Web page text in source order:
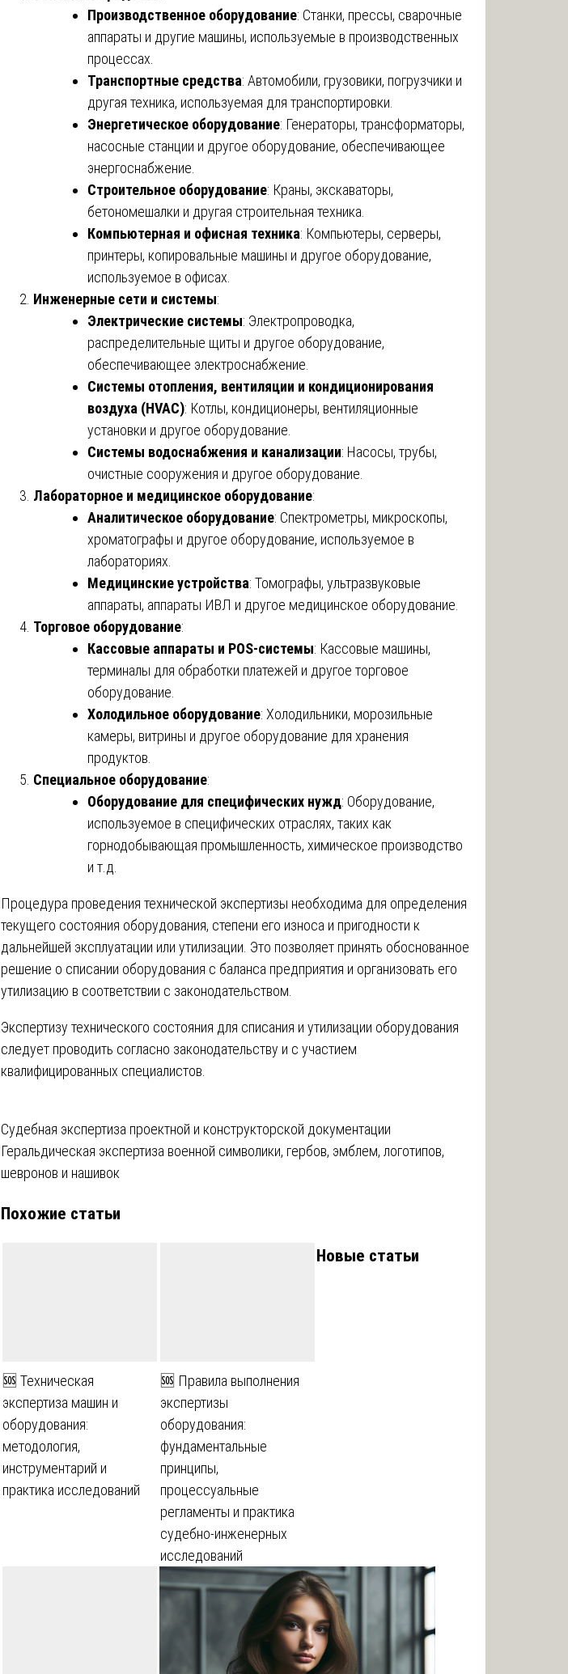
Производственное оборудование: Станки, прессы, сварочные
аппараты и другие машины, используемые в производственных
процессах.
Транспортные средства: Автомобили, грузовики, погрузчики и
другая техника, используемая для транспортировки.
Энергетическое оборудование: Генераторы, трансформаторы,
насосные станции и другое оборудование, обеспечивающее
энергоснабжение.
Строительное оборудование: Краны, экскаваторы,
бетономешалки и другая строительная техника.
Компьютерная и офисная техника: Компьютеры, серверы,
принтеры, копировальные машины и другое оборудование,
используемое в офисах.
Инженерные сети и системы:
Электрические системы: Электропроводка,
распределительные щиты и другое оборудование,
обеспечивающее электроснабжение.
Системы отопления, вентиляции и кондиционирования
воздуха (HVAC): Котлы, кондиционеры, вентиляционные
установки и другое оборудование.
Системы водоснабжения и канализации: Насосы, трубы,
очистные сооружения и другое оборудование.
Лабораторное и медицинское оборудование:
Аналитическое оборудование: Спектрометры, микроскопы,
хроматографы и другое оборудование, используемое в
лабораториях.
Медицинские устройства: Томографы, ультразвуковые
аппараты, аппараты ИВЛ и другое медицинское оборудование.
Торговое оборудование:
Кассовые аппараты и POS-системы: Кассовые машины,
терминалы для обработки платежей и другое торговое
оборудование.
Холодильное оборудование: Холодильники, морозильные
камеры, витрины и другое оборудование для хранения
продуктов.
Специальное оборудование:
Оборудование для специфических нужд: Оборудование,
используемое в специфических отраслях, таких как
горнодобывающая промышленность, химическое производство
и т.д.
Процедура проведения технической экспертизы необходима для определения
текущего состояния оборудования, степени его износа и пригодности к
дальнейшей эксплуатации или утилизации. Это позволяет принять обоснованное
решение о списании оборудования с баланса предприятия и организовать его
утилизацию в соответствии с законодательством.
Экспертизу технического состояния для списания и утилизации оборудования
следует проводить согласно законодательству и с участием
квалифицированных специалистов.
Навигация
по
Судебная экспертиза проектной и конструкторской документации
Геральдическая экспертиза военной символики, гербов, эмблем, логотипов,
шевронов и нашивок
Похожие статьи
🆘 Техническая
экспертиза машин и
оборудования:
методология,
инструментарий и
практика исследований
🆘 Правила выполнения
экспертизы
оборудования:
фундаментальные
принципы,
процессуальные
регламенты и практика
судебно-инженерных
исследований
Новые статьи